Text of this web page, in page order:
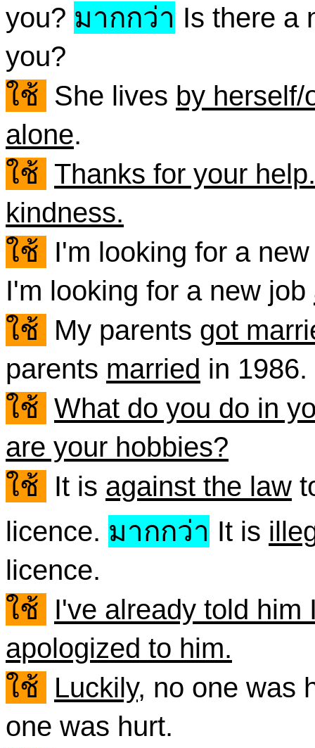
you? มากกว่า Is there a
you?
ใช้ She lives by herself/
alone.
ใช้ Thanks for your help.
kindness.
ใช้ I'm looking for a
I'm looking for a new job
ใช้ My parents got
parents married in 1986.
ใช้ What do you do in
are your hobbies?
ใช้ It is against the law
licence. มากกว่า It is
licence.
ใช้ I've already told him
apologized to him.
ใช้ Luckily, no one was
one was hurt.